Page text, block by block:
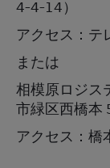
4-4-14）
アクセス：テ
または
相模原ロジス
市緑区西橋本
アクセス：橋